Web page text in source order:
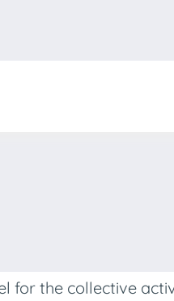
for the collective